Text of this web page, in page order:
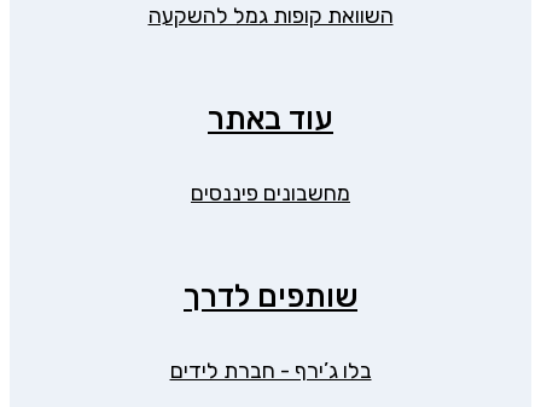
השוואת קופות גמל להשקעה
עוד באתר
מחשבונים פיננסים
שותפים לדרך
בלו ג’ירף - חברת לידים